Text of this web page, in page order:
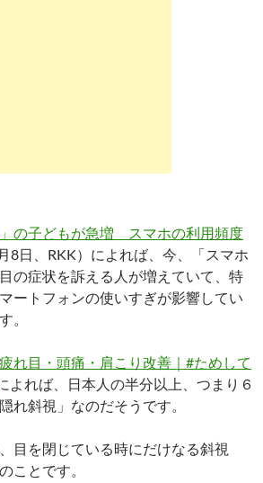
」の子どもが急増 スマホの利用頻度
8日、RKK）によれば、今、「スマホ
の症状を訴える人が増えていて、特
ートフォンの使いすぎが影響してい
。
れ目・頭痛・肩こり改善｜#ためして
よれば、日本人の半分以上、つまり６
れ斜視」なのだそうです。
目を閉じている時にだけなる斜視
ことです。